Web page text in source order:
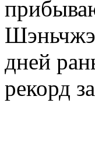
дней
рекорд